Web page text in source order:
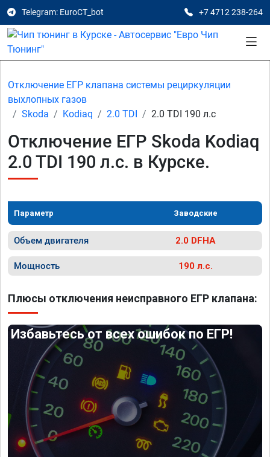
Telegram: EuroCT_bot +7 4712 238-264
Отключение ЕГР клапана системы рециркуляции
выхлопных газов
Skoda
Kodiaq 2.0 TDI 2.0 TDI 190 л.с
Отключение ЕГР Skoda Kodiaq
2.0 TDI 190 л.с. в Курске.
Параметр Заводские
Объем двигателя 2.0 DFHA
Мощность 190 л.с.
Плюсы отключения неисправного ЕГР клапана:
Избавьтесь от всех ошибок по ЕГР!